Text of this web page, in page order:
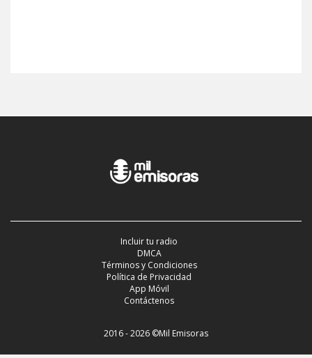
Incluir tu radio
DMCA
Términos y Condiciones
Política de Privacidad
App Móvil
Contáctenos
2016 - 2026 ©Mil Emisoras